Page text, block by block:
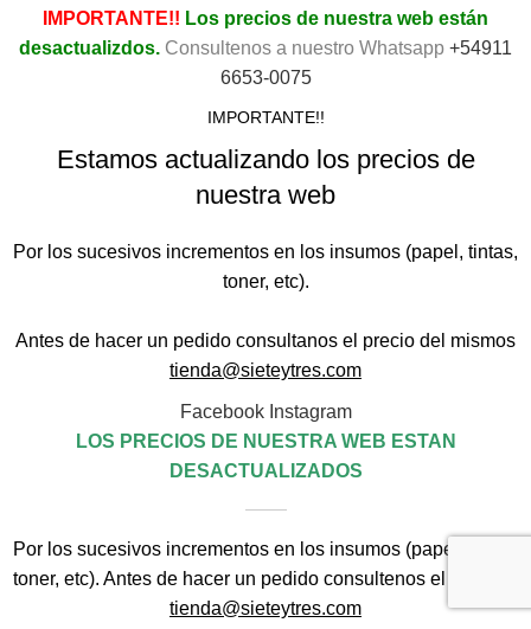
IMPORTANTE!! Los precios de nuestra web están
desactualizdos. Consultenos a nuestro Whatsapp +54911
6653-0075
IMPORTANTE!!
Estamos actualizando los precios de
nuestra web
Por los sucesivos incrementos en los insumos (papel, tintas,
toner, etc).
Antes de hacer un pedido consultanos el precio del mismos
tienda@sieteytres.com
Facebook Instagram
LOS PRECIOS DE NUESTRA WEB ESTAN
DESACTUALIZADOS
Por los sucesivos incrementos en los insumos (papel, tintas,
toner, etc). Antes de hacer un pedido consultenos el precio a
tienda@sieteytres.com